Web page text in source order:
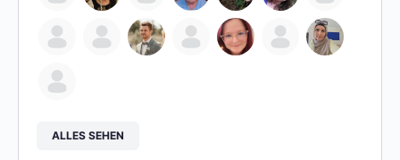
ALLES SEHEN